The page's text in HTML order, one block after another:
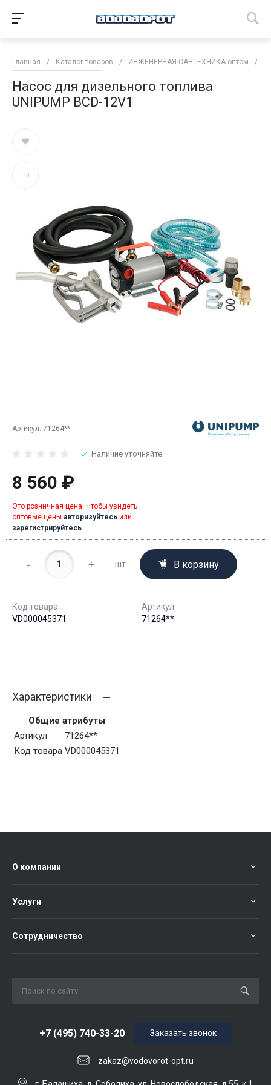
Главная / Каталог товаров / ИНЖЕНЕРНАЯ САНТЕХНИКА оптом /
Насос для дизельного топлива
UNIPUMP BCD-12V1
Артикул: 71264**
Наличие уточняйте
8 560 ₽
Это розничная цена. Чтобы увидеть
оптовые цены авторизуйтесь или
зарегистрируйтесь
- + шт. В корзину
Код товара
VD000045371
Артикул
71264**
Характеристики
Общие атрибуты
Артикул
71264**
Код товара VD000045371
О компании
Услуги
Сотрудничество
+7 (495) 740-33-20
zakaz@vodovorot-opt.ru
Заказать звонок